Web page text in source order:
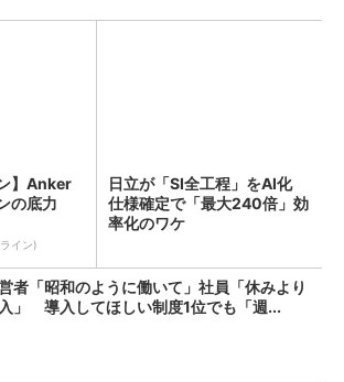
】Anker
の底力
イン)
日立が「SI全工程」をAI化
仕様確定で「最大240倍」効
率化のワケ
者「昭和のように働いて」社員「休みより
」 導入してほしい制度1位でも「週...